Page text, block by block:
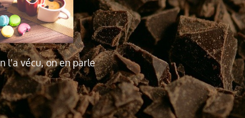
l’a vécu, on en parle